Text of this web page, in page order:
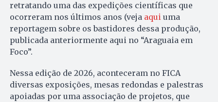
retratando uma das expedições científicas que
ocorreram nos últimos anos (veja aqui uma
reportagem sobre os bastidores dessa produção,
publicada anteriormente aqui no “Araguaia em
Foco”.
Nessa edição de 2026, aconteceram no FICA
diversas exposições, mesas redondas e palestras
apoiadas por uma associação de projetos, que